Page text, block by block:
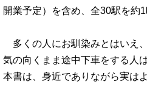
開業予定）を含め、全30駅を約1
多くの人にお馴染みとはいえ
気の向くまま途中下車をする人
本書は、身近でありながら実は